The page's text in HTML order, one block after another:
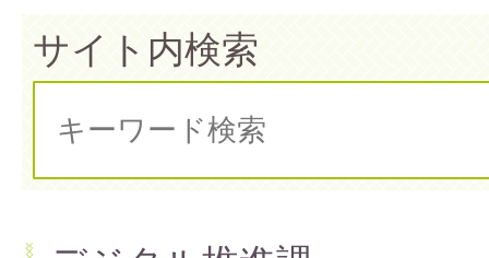
サイト内検索